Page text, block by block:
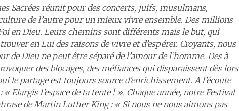
Sacrées réunit pour des concerts, juifs, musulmans,
de l’autre pour un mieux vivre ensemble. Des millions
en Dieu. Leurs chemins sont différents mais le but, qui
en Lui des raisons de vivre et d’espérer. Croyants, nous
de Dieu ne peut être séparé de l’amour de l’homme. Des à
des blocages, des méfiances qui disparaissent dès lors
le partage est toujours source d’enrichissement. A l’écoute
Elargis l’espace de ta tente ! ». Chaque année, notre Festival
de Martin Luther King : « Si nous ne nous aimons pas